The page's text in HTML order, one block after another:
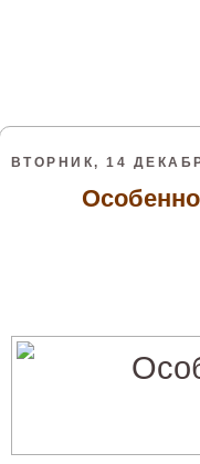
ВТОРНИК, 14